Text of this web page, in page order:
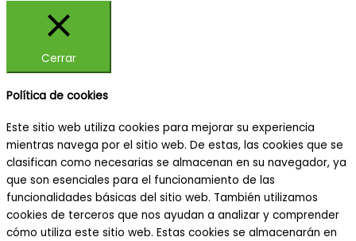
Cerrar
Política de cookies
Este sitio web utiliza cookies para mejorar su experiencia
mientras navega por el sitio web. De estas, las cookies que se
clasifican como necesarias se almacenan en su navegador, ya
que son esenciales para el funcionamiento de las
funcionalidades básicas del sitio web. También utilizamos
cookies de terceros que nos ayudan a analizar y comprender
cómo utiliza este sitio web. Estas cookies se almacenarán en